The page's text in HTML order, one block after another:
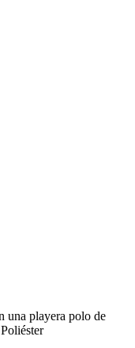
una playera polo de